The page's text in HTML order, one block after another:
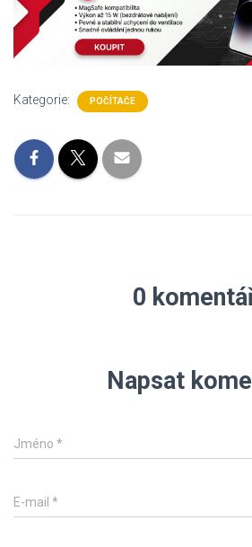
Kategorie: POČÍTAČE
0
Napsat
Jméno *
E-mail *